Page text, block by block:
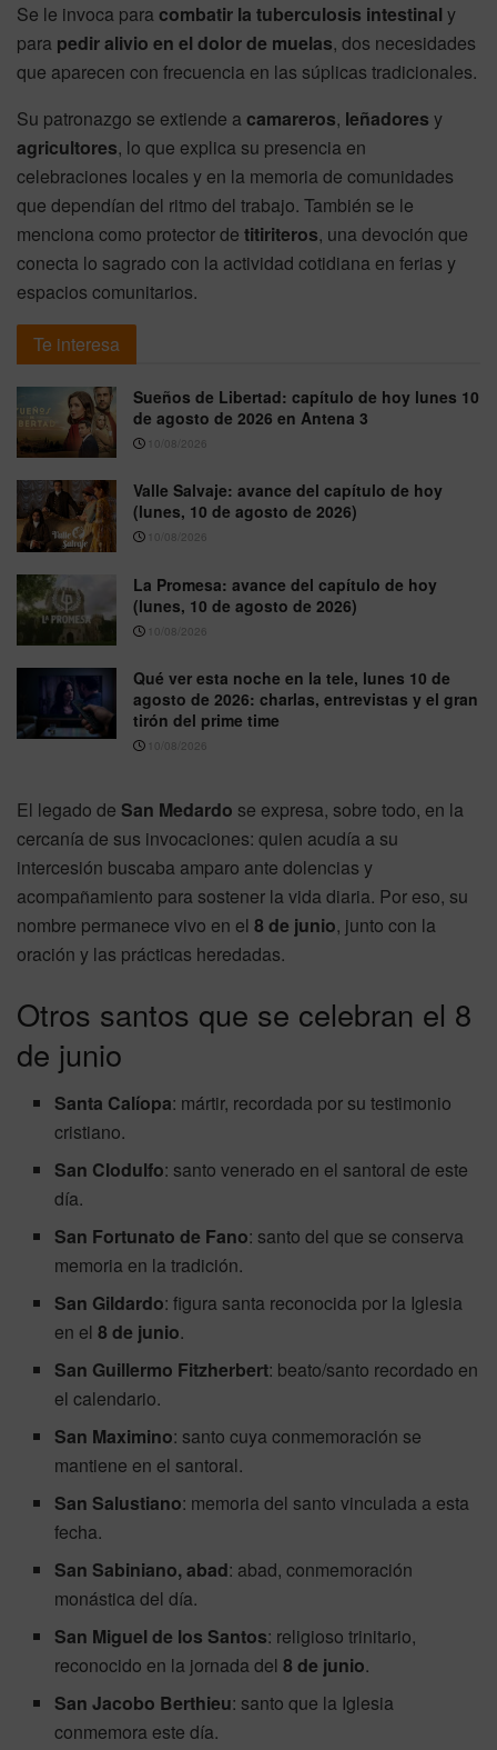
Se le invoca paracombatir la tuberculosis intestinal y
para pedir alivio en el dolor de muelas, dos necesidades
que aparecen con frecuencia en las súplicas tradicionales.
Su patronazgo se extiende acamareros, leñadores y
agricultores, lo que explica su presencia en
celebraciones locales y en la memoria de comunidades
que dependían del ritmo del trabajo. También se le
menciona como protector de titiriteros, una devoción que
conecta lo sagrado con la actividad cotidiana en ferias y
espacios comunitarios.
Te interesa
Sueños de Libertad: capítulo de hoy lunes 10
de agosto de 2026 en Antena 3
10/08/2026
Valle Salvaje: avance del capítulo de hoy
(lunes, 10 de agosto de 2026)
10/08/2026
La Promesa: avance del capítulo de hoy
(lunes, 10 de agosto de 2026)
10/08/2026
Qué ver esta noche en la tele, lunes 10 de
agosto de 2026: charlas, entrevistas y el gran
tirón del prime time
10/08/2026
El legado de San Medardo se expresa, sobre todo, en la
cercanía de sus invocaciones: quien acudía a su
intercesión buscaba amparo ante dolencias y
acompañamiento para sostener la vida diaria. Por eso, su
nombre permanece vivo en el 8 de junio, junto con la
oración y las prácticas heredadas.
Otros santos que se celebran el 8
de junio
Santa Calíopa: mártir, recordada por su testimonio
cristiano.
San Clodulfo: santo venerado en el santoral de este
día.
San Fortunato de Fano: santo del que se conserva
memoria en la tradición.
San Gildardo: figura santa reconocida por la Iglesia
en el8 de junio.
San Guillermo Fitzherbert: beato/santo recordado en
el calendario.
San Maximino: santo cuya conmemoración se
mantiene en el santoral.
San Salustiano: memoria del santo vinculada a esta
fecha.
San Sabiniano, abad: abad, conmemoración
monástica del día.
San Miguel de los Santos: religioso trinitario,
reconocido en la jornada del8 de junio.
San Jacobo Berthieu: santo que la Iglesia
conmemora este día.